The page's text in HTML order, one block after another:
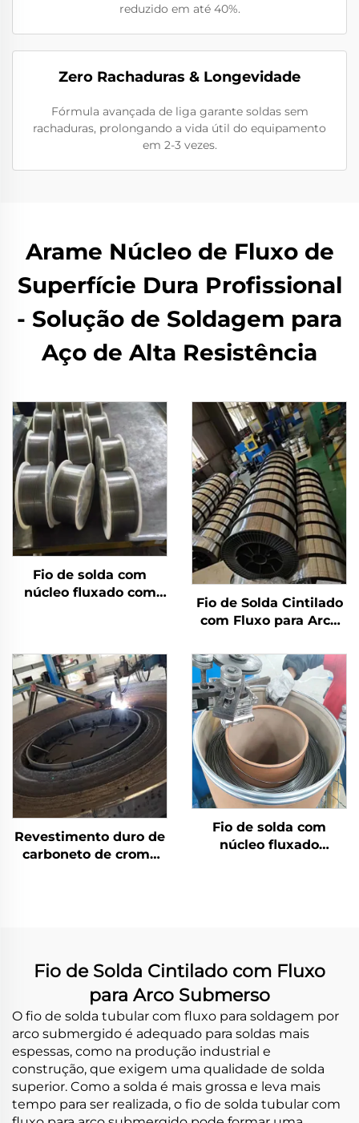
reduzido em até 40%.
Zero Rachaduras & Longevidade
Fórmula avançada de liga garante soldas sem
rachaduras, prolongando a vida útil do equipamento
em 2-3 vezes.
Arame Núcleo de Fluxo de
Superfície Dura Profissional
- Solução de Soldagem para
Aço de Alta Resistência
Fio de solda com
núcleo fluxado com
Fio de Solda Cintilado
com Fluxo para Arco
Revestimento duro de
carboneto de cromo
Fio de solda com
núcleo fluxado
Fio de Solda Cintilado com Fluxo
para Arco Submerso
O fio de solda tubular com fluxo para soldagem por
arco submergido é adequado para soldas mais
espessas, como na produção industrial e
construção, que exigem uma qualidade de solda
superior. Como a solda é mais grossa e leva mais
tempo para ser realizada, o fio de solda tubular com